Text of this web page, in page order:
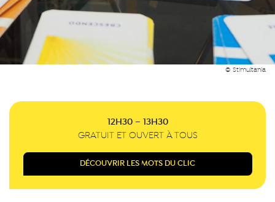
© Stimultania
12H30 – 13H30
GRATUIT ET OUVERT À TOUS
DÉCOUVRIR LES MOTS DU CLIC